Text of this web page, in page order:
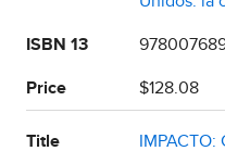
ISBN 13
Price $128.08
Title